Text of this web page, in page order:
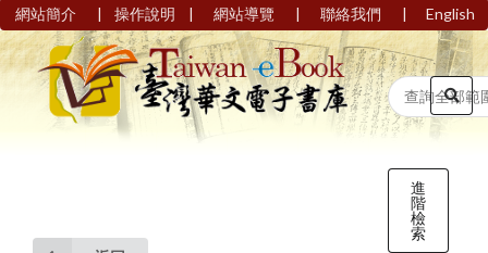
網站簡介 | 操作說明 | 網站導覽 | 聯絡我們 | English
進
階
檢
索